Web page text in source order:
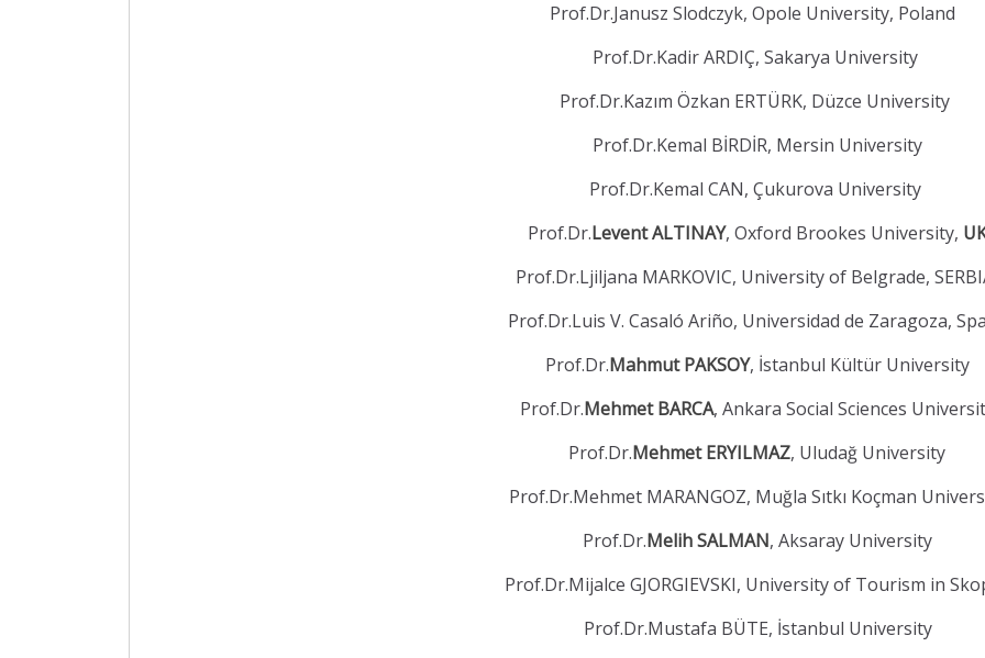
Prof.Dr.Janusz Slodczyk, Opole University, Poland
Prof.Dr.Kadir ARDIÇ, Sakarya University
Prof.Dr.Kazım Özkan ERTÜRK, Düzce University
Prof.Dr.Kemal BİRDİR, Mersin University
Prof.Dr.Kemal CAN, Çukurova University
Prof.Dr.Levent ALTINAY, Oxford Brookes University,
Prof.Dr.Ljiljana MARKOVIC, University of Belgrade,
Prof.Dr.Luis V. Casaló Ariño, Universidad de Zaragoza,
Prof.Dr.Mahmut PAKSOY, İstanbul Kültür University
Prof.Dr.Mehmet BARCA, Ankara Social Sciences
Prof.Dr.Mehmet ERYILMAZ, Uludağ University
Prof.Dr.Mehmet MARANGOZ, Muğla Sıtkı Koçman
Prof.Dr.Melih SALMAN, Aksaray University
Prof.Dr.Mijalce GJORGIEVSKI, University of Tourism in
Prof.Dr.Mustafa BÜTE, İstanbul University